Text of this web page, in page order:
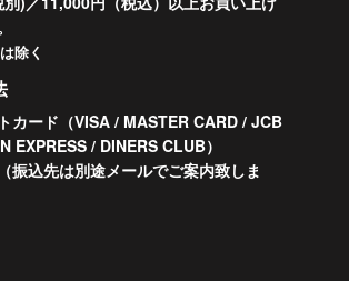
除く
カード（VISA / MASTER CARD / JCB
EXPRESS / DINERS CLUB）
振込先は別途メールでご案内致しま